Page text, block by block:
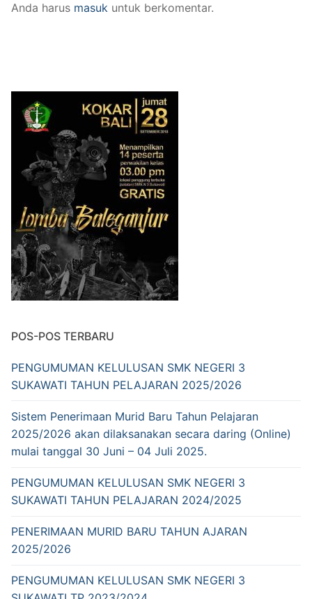
Anda harus masuk untuk berkomentar.
POS-POS TERBARU
PENGUMUMAN KELULUSAN SMK NEGERI 3
SUKAWATI TAHUN PELAJARAN 2025/2026
Sistem Penerimaan Murid Baru Tahun Pelajaran
2025/2026 akan dilaksanakan secara daring (Online)
mulai tanggal 30 Juni – 04 Juli 2025.
PENGUMUMAN KELULUSAN SMK NEGERI 3
SUKAWATI TAHUN PELAJARAN 2024/2025
PENERIMAAN MURID BARU TAHUN AJARAN
2025/2026
PENGUMUMAN KELULUSAN SMK NEGERI 3